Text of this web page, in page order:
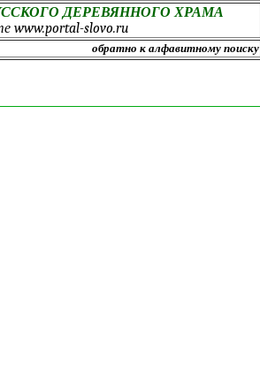
ДЕРЕВЯННОГО ХРАМА
www.portal-slovo.ru
обратно к алфавитному поиску